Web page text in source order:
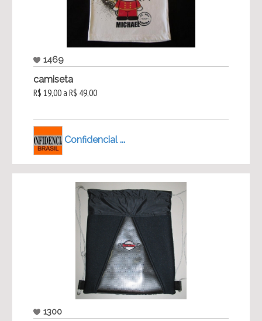
1469
camiseta
R$ 19,00 a R$ 49,00
Confidencial ...
1300